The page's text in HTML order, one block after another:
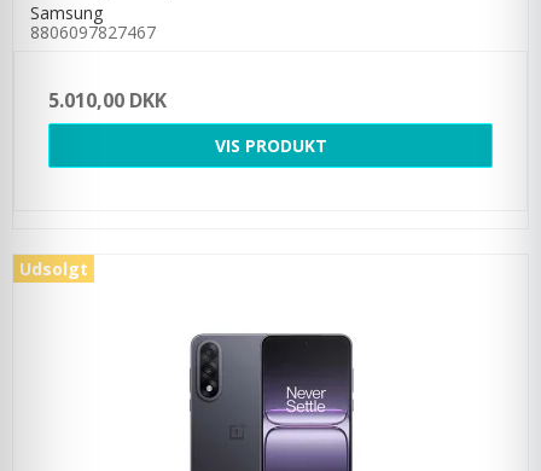
Samsung
8806097827467
5.010,00 DKK
VIS PRODUKT
Udsolgt